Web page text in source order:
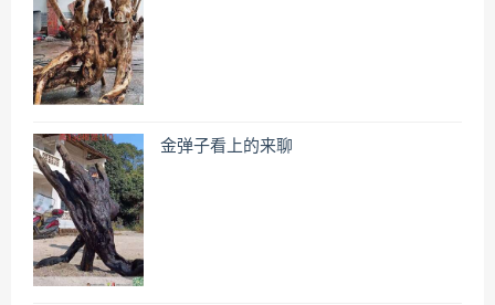
金弹子看上的来聊